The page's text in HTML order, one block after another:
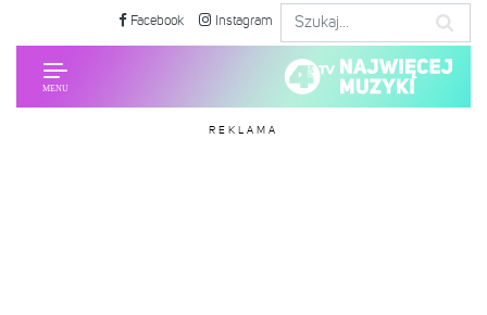
Facebook Instagram
REKLAMA